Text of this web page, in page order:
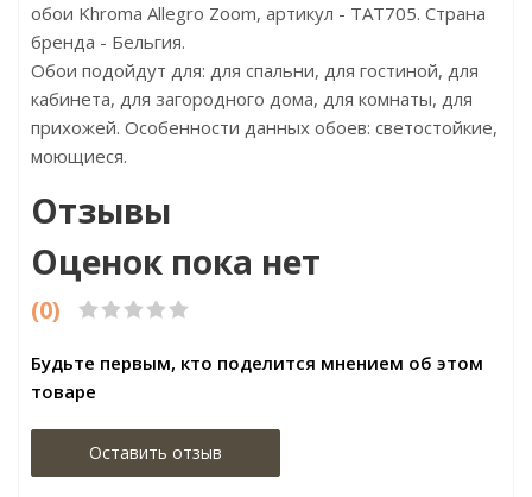
обои Khroma Allegro Zoom, артикул - TAT705. Страна
бренда - Бельгия.
Обои подойдут для: для спальни, для гостиной, для
кабинета, для загородного дома, для комнаты, для
прихожей. Особенности данных обоев: светостойкие,
моющиеся.
Отзывы
Оценок пока нет
(0)
Будьте первым, кто поделится мнением об этом
товаре
Оставить отзыв